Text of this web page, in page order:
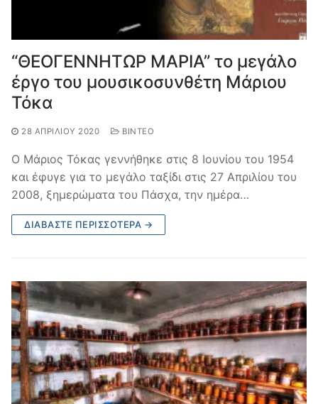
“ΘΕΟΓΕΝΝΗΤΩΡ ΜΑΡΙΑ” το μεγάλο
έργο του μουσικοσυνθέτη Μάριου
Τόκα
28 ΑΠΡΙΛΊΟΥ 2020 ΒΊΝΤΕΟ
Ο Μάριος Τόκας γεννήθηκε στις 8 Ιουνίου του 1954
και έφυγε για το μεγάλο ταξίδι στις 27 Απριλίου του
2008, ξημερώματα του Πάσχα, την ημέρα…
ΔΙΑΒΆΣΤΕ ΠΕΡΙΣΣΌΤΕΡΑ →